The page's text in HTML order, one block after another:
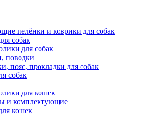
пелёнки и коврики для собак
собак
для собак
поводки
пояс, прокладки для собак
собак
для кошек
и комплектующие
кошек